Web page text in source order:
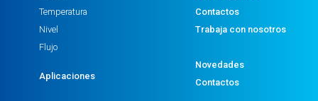
Temperatura
Nivel
Flujo
Aplicaciones
Contactos
Trabaja con nosotros
Novedades
Contactos